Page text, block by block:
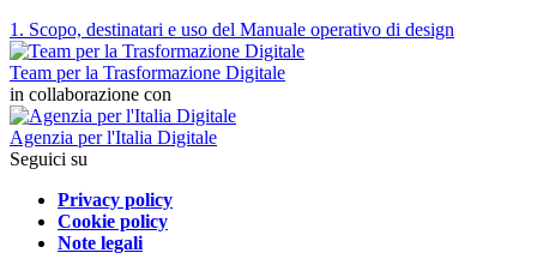
1. Scopo, destinatari e uso del Manuale operativo di design
Team per la Trasformazione Digitale
in collaborazione con
Agenzia per l'Italia Digitale
Seguici su
Privacy policy
Cookie policy
Note legali